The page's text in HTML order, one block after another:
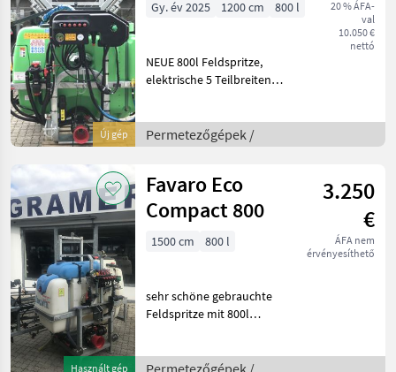
Új gép
20 % ÁFA-
val
10.050 €
nettó
Gy. év 2025 1200 cm 800 l
NEUE 800l Feldspritze,
elektrische 5 Teilbreiten
Klappung jeder Teilbreite,
unabhängig ob links oder
Permetezőgépek /
Használt gép
Favaro Eco
Compact 800
3.250
€
ÁFA nem
érvényesíthető
1500 cm 800 l
sehr schöne gebrauchte
Feldspritze mit 800l
Handwaschbehälter,
Permetezőgépek /